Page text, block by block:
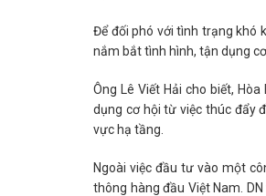
Để đối phó với tình trạng khó
nắm bắt tình hình, tận dụng cơ
Ông Lê Viết Hải cho biết,
dụng cơ hội từ việc thúc đẩy
vực hạ tầng.
Ngoài việc đầu tư vào một
thông hàng đầu Việt Nam.